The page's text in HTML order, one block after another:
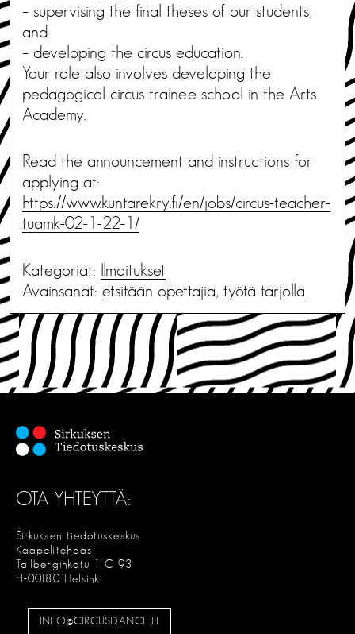
– supervising the final theses of our students,
and
– developing the circus education.
Your role also involves developing the
pedagogical circus trainee school in the Arts
Academy.
Read the announcement and instructions for
applying at:
https://www.kuntarekry.fi/en/jobs/circus-teacher-
tuamk-02-1-22-1/
Kategoriat: Ilmoitukset
Avainsanat: etsitään opettajia, työtä tarjolla
OTA YHTEYTTÄ:
Sirkuksen tiedotuskeskus
Kaapelitehdas
Tallberginkatu 1 C 93
FI-00180 Helsinki
INFO@CIRCUSDANCE.FI